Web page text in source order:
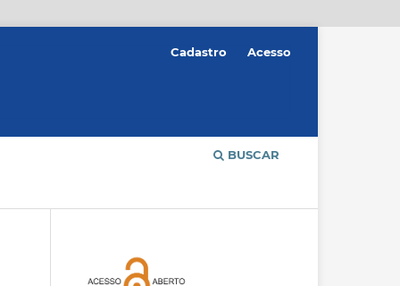
BUSCAR
Cadastro Acesso